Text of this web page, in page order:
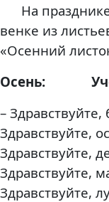
На
венке из
«Осенний
Осень:
– Здравствуйте,
Здравствуйте,
Здравствуйте,
Здравствуйте,
Здравствуйте,